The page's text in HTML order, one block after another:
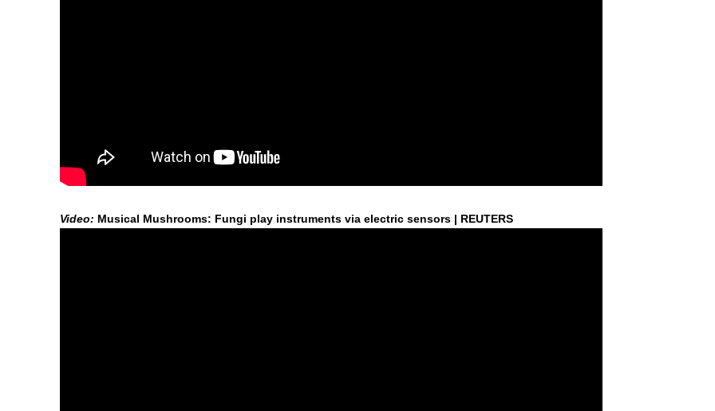
Video: Musical Mushrooms: Fungi play instruments via electric sensors | REUTERS